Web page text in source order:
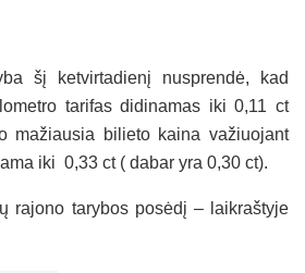
šį ketvirtadienį nusprendė, kad
tarifas didinamas iki 0,11 ct
mažiausia bilieto kaina važiuojant
iki 0,33 ct ( dabar yra 0,30 ct).
rajono tarybos posėdį – laikraštyje